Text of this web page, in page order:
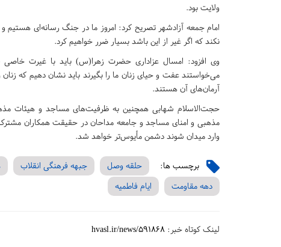
ولایت بود.
امام جمعه آزادشهر تصريح کرد: امروز ما در جنگ رسانه‌ای هستیم
نکند که اگر غیر از این باشد بسیار ضرر خواهیم کرد.
وی افزود: امسال عزاداری حضرت زهرا(س) باید با غیرت خاصی
می‌خواستند عفت و حیای زنان ما را بگیرند باید نشان دهیم که
آرمان‌های آن هستند.
حجت‌الاسلام شهابی همچنین به ظرفیت‌های مساجد و هیئات
مذهبی و امنای مساجد و جامعه مداحان در حقیقت همکاران
وارد میدان شوند دشمن مأیوس‌تر خواهد شد.
برچسب ها: حلقه وصل جبهه فرهنگی انقلاب
دهه مقاومت
ایام فاطمیه
لینک کوتاه خبر: hvasl.ir/news/591868